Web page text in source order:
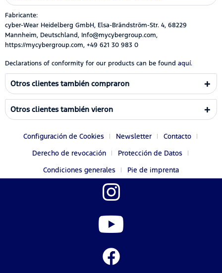
Fabricante:
cyber-Wear Heidelberg GmbH, Elsa-Brändström-Str. 4, 68229
Mannheim, Deutschland, Info@mycybergroup.com,
https://mycybergroup.com, +49 621 30 983 0
Declarations of conformity for our products can be found aquí.
Otros clientes también compraron
Otros clientes también vieron
Configuración de Cookies Newsletter
Contacto
Derecho de revocación
Protección de Datos
Condiciones generales
Pie de imprenta